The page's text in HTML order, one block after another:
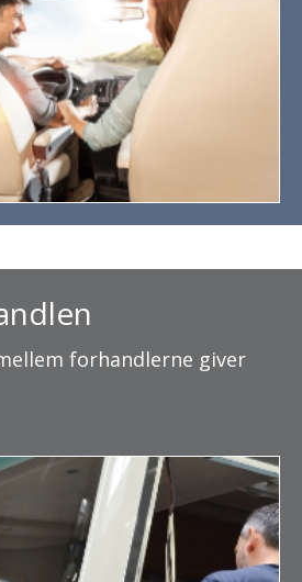
forhandlerne giver